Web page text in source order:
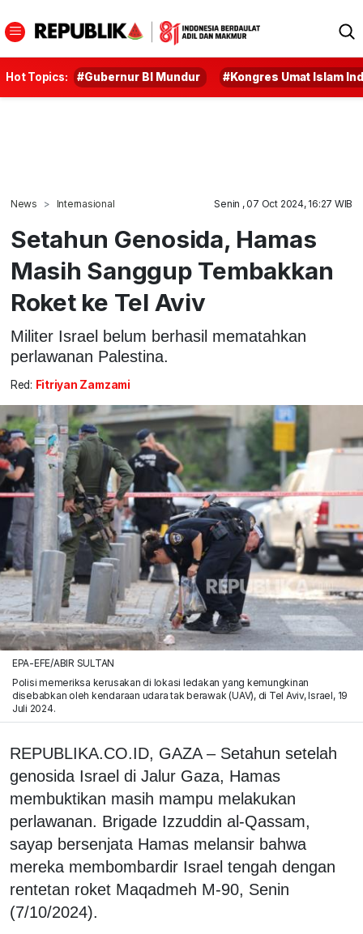
Hot Topics: #Gubernur BI Mundur #Kongres Umat Islam
News Internasional Senin , 07 Oct 2024, 16:27 WIB
Setahun Genosida, Hamas
Masih Sanggup Tembakkan
Roket ke Tel Aviv
Militer Israel belum berhasil mematahkan
perlawanan Palestina.
Red: Fitriyan Zamzami
EPA-EFE/ABIR SULTAN
Polisi memeriksa kerusakan di lokasi ledakan yang kemungkinan
disebabkan oleh kendaraan udara tak berawak (UAV), di Tel Aviv, Israel, 19
Juli 2024.
REPUBLIKA.CO.ID, GAZA – Setahun setelah
genosida Israel di Jalur Gaza, Hamas
membuktikan masih mampu melakukan
perlawanan. Brigade Izzuddin al-Qassam,
sayap bersenjata Hamas melansir bahwa
mereka membombardir Israel tengah dengan
rentetan roket Maqadmeh M-90, Senin
(7/10/2024).